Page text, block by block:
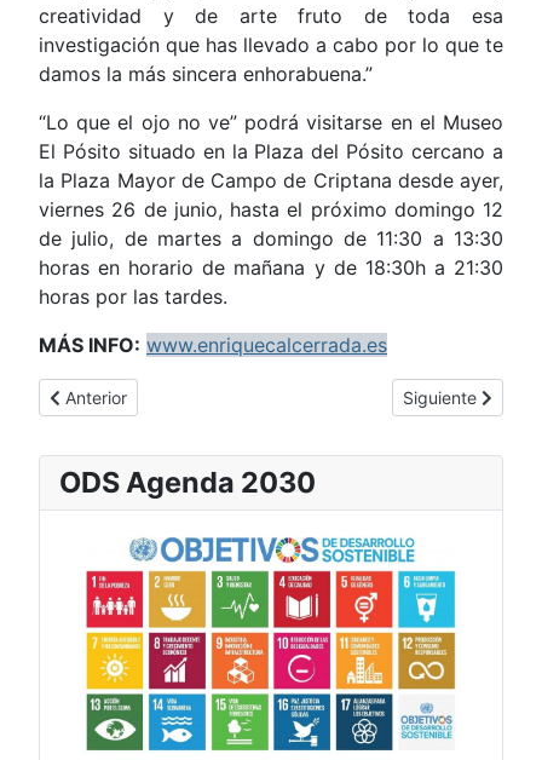
ODS Agenda 2030
creatividad y de arte fruto de toda esa
investigación que has llevado a cabo por lo que te
damos la más sincera enhorabuena.”
“Lo que el ojo no ve” podrá visitarse en el Museo
El Pósito situado en la Plaza del Pósito cercano a
la Plaza Mayor de Campo de Criptana desde ayer,
viernes 26 de junio, hasta el próximo domingo 12
de julio, de martes a domingo de 11:30 a 13:30
horas en horario de mañana y de 18:30h a 21:30
horas por las tardes.
MÁS INFO: www.enriquecalcerrada.es
Artículo anterior: Beneficios de las redes sociales
Anterior Artículo
Siguiente